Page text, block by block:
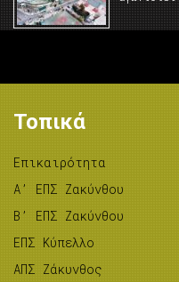
Τοπικά
Επικαιρότητα
A’ ΕΠΣ Ζακύνθου
B’ ΕΠΣ Ζακύνθου
ΕΠΣ Κύπελλο
ΑΠΣ Ζάκυνθος